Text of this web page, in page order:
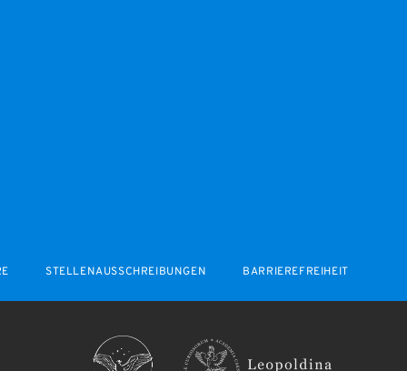
STELLENAUSSCHREIBUNGEN BARRIEREFREIHEIT